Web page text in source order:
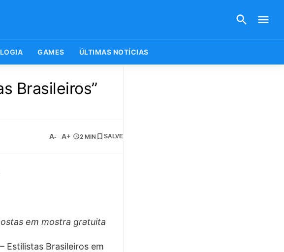
GAMES ÚLTIMAS NOTÍCIAS
Brasileiros”
A- A+ 2 MIN SALVE
em mostra gratuita
Estilistas Brasileiros em